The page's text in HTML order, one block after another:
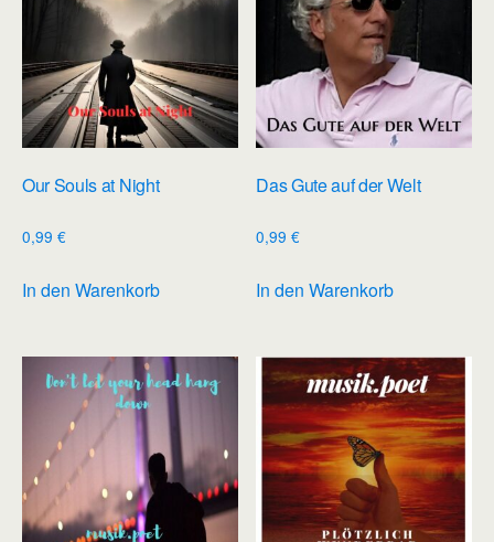
Our Souls at Night
0,99 €
In den Warenkorb
Das Gute auf der Welt
0,99€
In den Warenkorb